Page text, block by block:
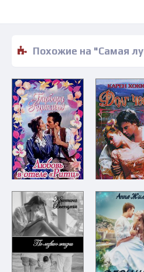
Похожие на "Самая лучшая свадьба - Линн Грэхем" книги читать